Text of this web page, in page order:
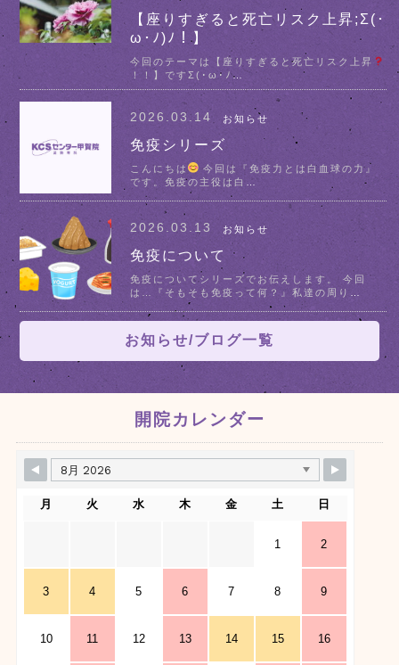
【座りすぎると死亡リスク上昇;Σ(･
ω･ﾉ)ﾉ！】
今回のテーマは【座りすぎると死亡リスク上昇
！！】ですΣ(･ω･ﾉ…
2026.03.14 お知らせ
免疫シリーズ
こんにちは
今回は『免疫力とは白血球の力』
です。免疫の主役は白
…
2026.03.13 お知らせ
免疫について
免疫についてシリーズでお伝えします。 今回
は…『そもそも免疫って何？』私達の周り
お知らせ/ブログ一覧
開院カレンダー
月 火 水 木 金 土 日
1 2
3 4 5 6 7 8 9
10 11 12 13 14 15 16